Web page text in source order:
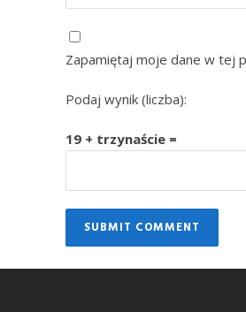
Zapamiętaj moje dane w tej
Podaj wynik (liczba):
19 + trzynaście =